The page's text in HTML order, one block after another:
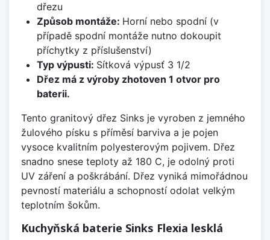
dřezu
Způsob montáže: Horní nebo spodní (v
případě spodní montáže nutno dokoupit
příchytky z příslušenství)
Typ výpusti: Sítková výpusť 3 1/2
Dřez má z výroby zhotoven 1 otvor pro
baterii.
Tento granitový dřez Sinks je vyroben z jemného
žulového písku s příměsí barviva a je pojen
vysoce kvalitním polyesterovým pojivem. Dřez
snadno snese teploty až 180 C, je odolný proti
UV záření a poškrábání. Dřez vyniká mimořádnou
pevností materiálu a schopností odolat velkým
teplotním šokům.
Kuchyňská baterie Sinks Flexia lesklá